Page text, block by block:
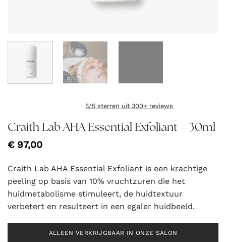
5/5 sterren uit 300+ reviews
Craith Lab AHA Essential Exfoliant – 30ml
€97,00
Craith Lab AHA Essential Exfoliant is een krachtige
peeling op basis van 10% vruchtzuren die het
huidmetabolisme stimuleert, de huidtextuur
verbetert en resulteert in een egaler huidbeeld.
ALLEEN VERKRIJGBAAR IN ONZE SALON